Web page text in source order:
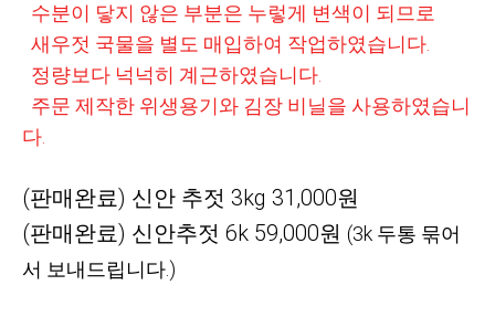
수분이 닿지 않은 부분은 누렇게 변색이 되므로
새우젓 국물을 별도 매입하여 작업하였습니다.
정량보다 넉넉히 계근하였습니다.
주문 제작한 위생용기와 김장 비닐을 사용하였습니
다.
(판매완료) 신안 추젓 3kg 31 ,000원
(판매완료) 신안추젓 6k 59,000원 (3k 두통 묶어
서 보내드립니다.)